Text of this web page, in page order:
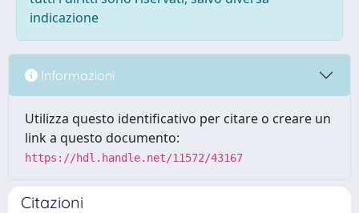
indicazione
Informazioni
Utilizza questo identificativo per citare o creare un
link a questo documento:
https://hdl.handle.net/11572/43167
Citazioni